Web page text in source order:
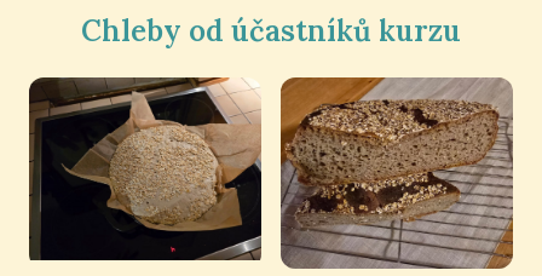
Chleby od účastníků kurzu